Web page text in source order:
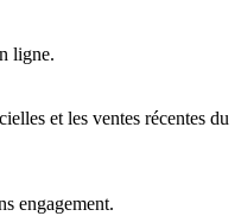
ligne.
et les ventes récentes du
engagement.